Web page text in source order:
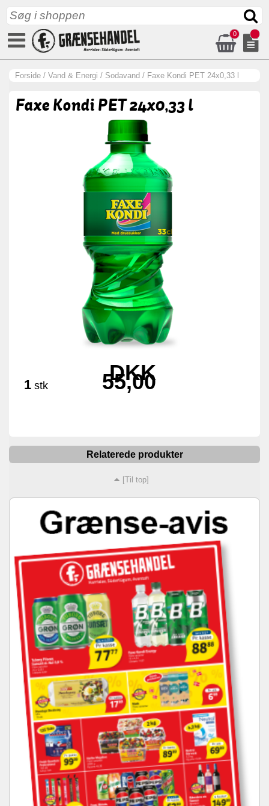
0
Forside / Vand & Energi / Sodavand / Faxe Kondi PET 24x0,33 l
Faxe Kondi PET 24x0,33 l
1 stk
DKK
55,00
Relaterede produkter
[Til top]